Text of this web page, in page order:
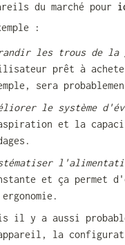
du marché pour
:
les trous de
prêt à
sera
le système
et la
et ça permet
il y a aussi
la